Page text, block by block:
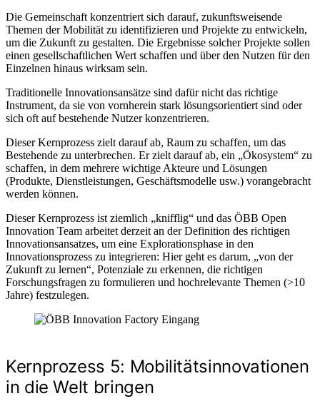
Die Gemeinschaft konzentriert sich darauf, zukunftsweisende
Themen der Mobilität zu identifizieren und Projekte zu entwickeln,
um die Zukunft zu gestalten. Die Ergebnisse solcher Projekte sollen
einen gesellschaftlichen Wert schaffen und über den Nutzen für den
Einzelnen hinaus wirksam sein.
Traditionelle Innovationsansätze sind dafür nicht das richtige
Instrument, da sie von vornherein stark lösungsorientiert sind oder
sich oft auf bestehende Nutzer konzentrieren.
Dieser Kernprozess zielt darauf ab, Raum zu schaffen, um das
Bestehende zu unterbrechen. Er zielt darauf ab, ein „Ökosystem“ zu
schaffen, in dem mehrere wichtige Akteure und Lösungen
(Produkte, Dienstleistungen, Geschäftsmodelle usw.) vorangebracht
werden können.
Dieser Kernprozess ist ziemlich „knifflig“ und das ÖBB Open
Innovation Team arbeitet derzeit an der Definition des richtigen
Innovationsansatzes, um eine Explorationsphase in den
Innovationsprozess zu integrieren: Hier geht es darum, „von der
Zukunft zu lernen“, Potenziale zu erkennen, die richtigen
Forschungsfragen zu formulieren und hochrelevante Themen (>10
Jahre) festzulegen.
Kernprozess 5: Mobilitätsinnovationen
in die Welt bringen